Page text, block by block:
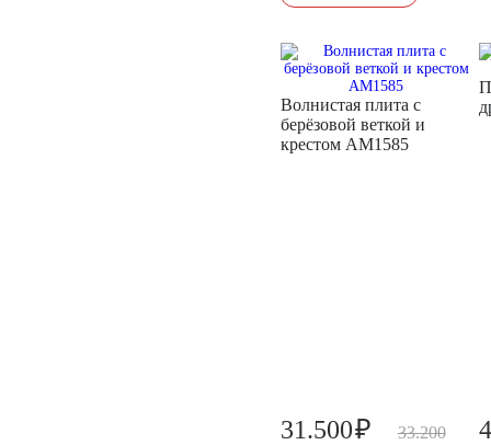
Волнистая плита с
берёзовой веткой и
крестом AM1585
33.200
31.500₽